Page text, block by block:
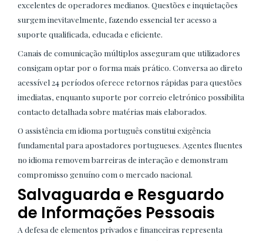
excelentes de operadores medianos. Questões e inquietações
surgem inevitavelmente, fazendo essencial ter acesso a
suporte qualificada, educada e eficiente.
Canais de comunicação múltiplos asseguram que utilizadores
consigam optar por o forma mais prático. Conversa ao direto
acessível 24 períodos oferece retornos rápidas para questões
imediatas, enquanto suporte por correio eletrónico possibilita
contacto detalhada sobre matérias mais elaborados.
O assistência em idioma português constitui exigência
fundamental para apostadores portugueses. Agentes fluentes
no idioma removem barreiras de interação e demonstram
compromisso genuíno com o mercado nacional.
Salvaguarda e Resguardo
de Informações Pessoais
A defesa de elementos privados e financeiras representa